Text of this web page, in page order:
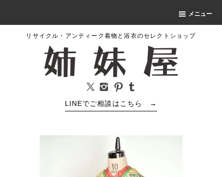
メニュー
リサイクル・アンティーク着物と浴衣のセレクトショップ
LINEでご相談はこちら →